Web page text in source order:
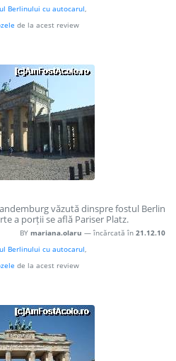
Berlinului cu autocarul,
de la acest review
văzută dinspre fostul Berlin
a porții se află Pariser Platz.
BY mariana.olaru — încărcată în 21.12.10
Berlinului cu autocarul,
de la acest review